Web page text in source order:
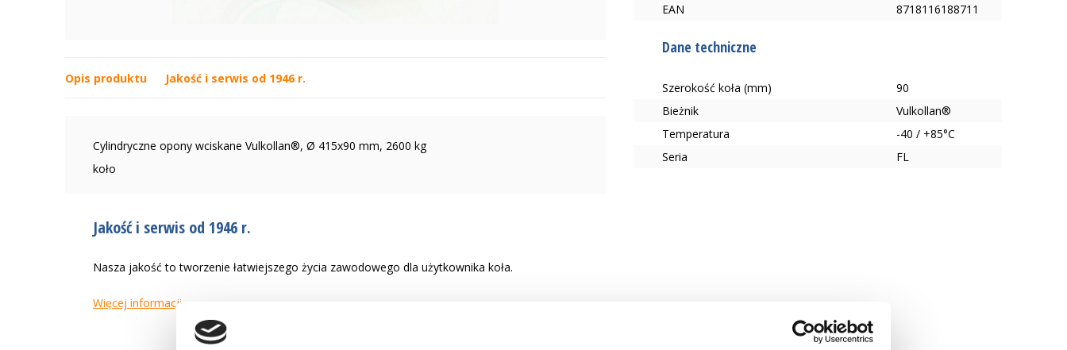
Opis produktu Jakość i serwis od 1946 r.
Cylindryczne opony wciskane Vulkollan®, Ø 415x90 mm, 2600 kg
koło
Jakość i serwis od 1946 r.
Nasza jakość to tworzenie łatwiejszego życia zawodowego dla użytkownika koła.
Więcej informacji
EAN
8718116188711
Dane techniczne
Szerokość koła (mm)
90
Bieżnik
Vulkollan®
Temperatura
-40 / +85°C
Seria
FL